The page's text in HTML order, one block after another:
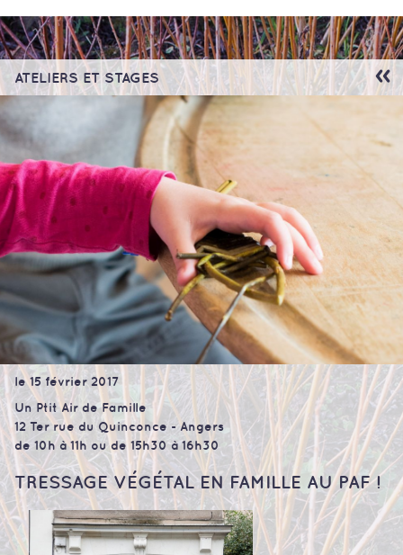
ATELIERS ET STAGES
le 15 février 2017
Un Ptit Air de Famille
12 Ter rue du Quinconce - Angers
de 10h à 11h ou de 15h30 à 16h30
TRESSAGE VÉGÉTAL EN FAMILLE AU PAF !